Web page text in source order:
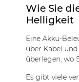
Wie Sie
Helligkeit
Eine Akku-
über Kabel
überlegen, wo
Es gibt viele